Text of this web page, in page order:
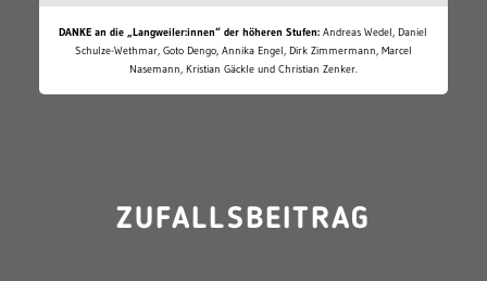
DANKE an die „Langweiler:innen“ der höheren Stufen: Andreas Wedel, Daniel
Schulze-Wethmar, Goto Dengo, Annika Engel, Dirk Zimmermann, Marcel
Nasemann, Kristian Gäckle und Christian Zenker.
ZUFALLSBEITRAG